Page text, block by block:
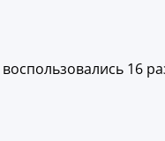
воспользовались 16